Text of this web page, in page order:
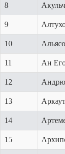
8
9
10
11 Ан
12
13
14
15